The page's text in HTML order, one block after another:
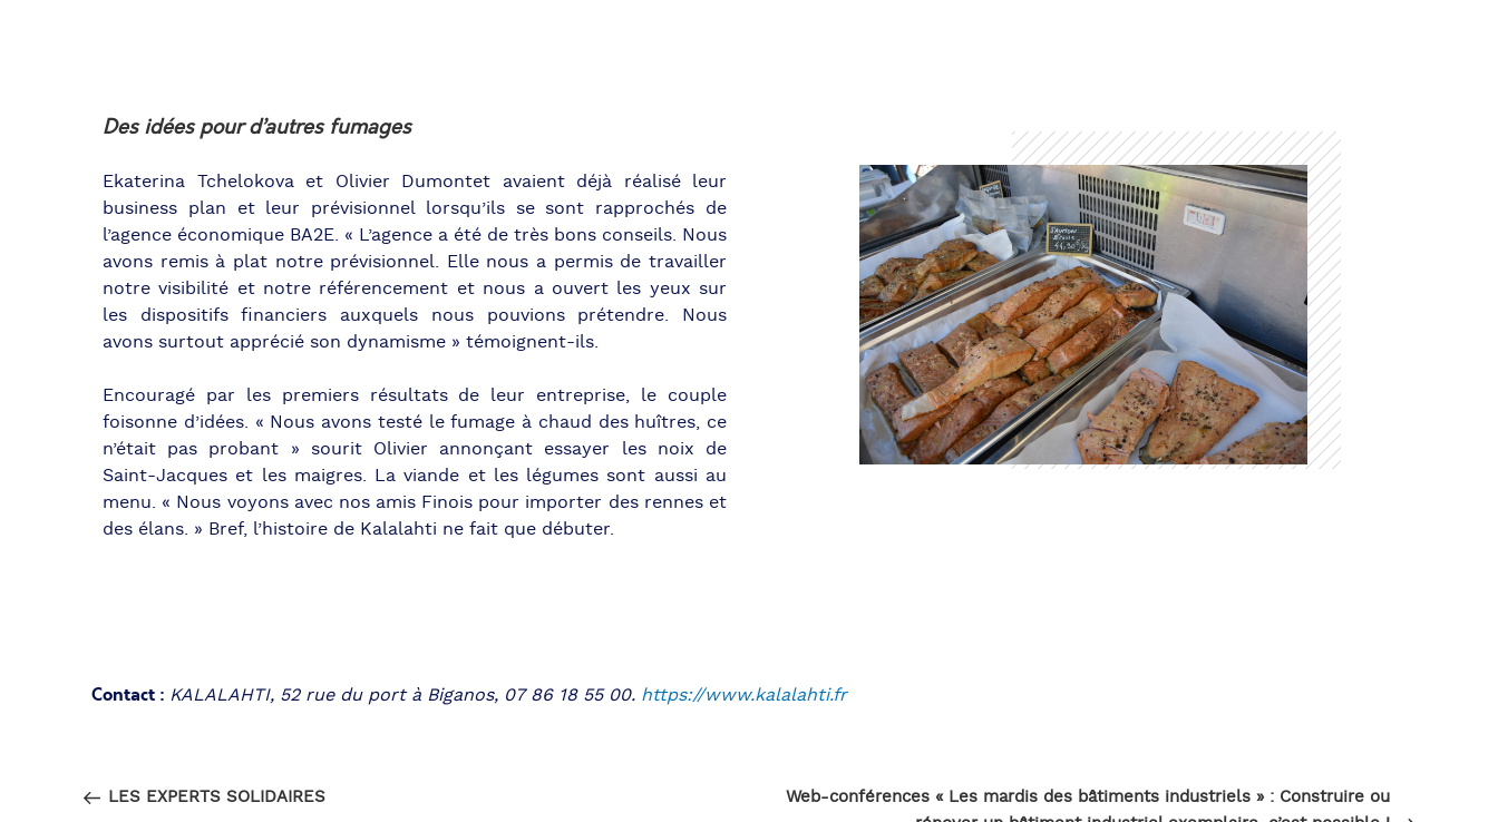
Des idées pour d’autres fumages
Ekaterina Tchelokova et Olivier Dumontet avaient déjà réalisé leur
business plan et leur prévisionnel lorsqu’ils se sont rapprochés de
l’agence économique BA2E. « L’agence a été de très bons conseils. Nous
avons remis à plat notre prévisionnel. Elle nous a permis de travailler
notre visibilité et notre référencement et nous a ouvert les yeux sur
les dispositifs financiers auxquels nous pouvions prétendre. Nous
avons surtout apprécié son dynamisme » témoignent-ils.
Encouragé par les premiers résultats de leur entreprise, le couple
foisonne d’idées. « Nous avons testé le fumage à chaud des huîtres, ce
n’était pas probant » sourit Olivier annonçant essayer les noix de
Saint-Jacques et les maigres. La viande et les légumes sont aussi au
menu. « Nous voyons avec nos amis Finois pour importer des rennes et
des élans. » Bref, l’histoire de Kalalahti ne fait que débuter.
Contact : KALALAHTI, 52 rue du port à Biganos, 07 86 18 55 00. https://www.kalalahti.fr
de
précédent
LES EXPERTS SOLIDAIRES
suivant
Web-conférences « Les mardis des bâtiments industriels » : Construire ou